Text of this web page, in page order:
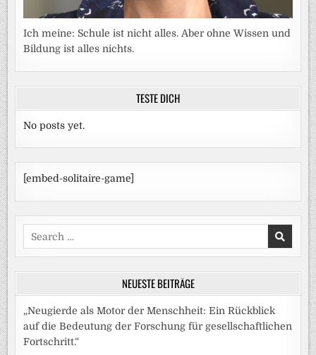
Ich meine: Schule ist nicht alles. Aber ohne Wissen und
Bildung ist alles nichts.
TESTE DICH
No posts yet.
[embed-solitaire-game]
Search
for:
NEUESTE BEITRÄGE
„Neugierde als Motor der Menschheit: Ein Rückblick
auf die Bedeutung der Forschung für gesellschaftlichen
Fortschritt.“